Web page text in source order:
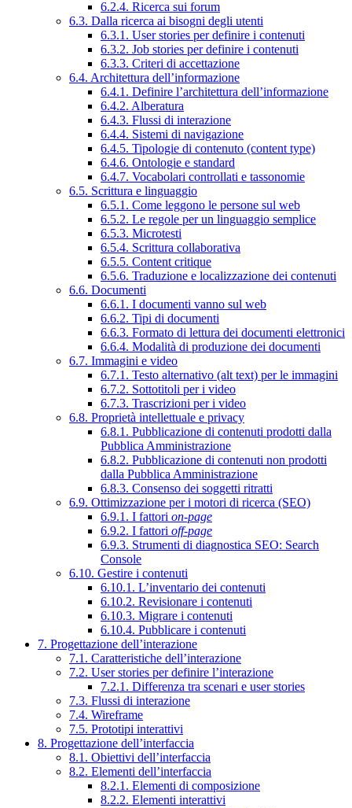
6.2.4. Ricerca sui forum
6.3. Dalla ricerca ai bisogni degli utenti
6.3.1. User stories per definire i contenuti
6.3.2. Job stories per definire i contenuti
6.3.3. Criteri di accettazione
6.4. Architettura dell’informazione
6.4.1. Definire l’architettura dell’informazione
6.4.2. Alberatura
6.4.3. Flussi di interazione
6.4.4. Sistemi di navigazione
6.4.5. Tipologie di contenuto (content type)
6.4.6. Ontologie e standard
6.4.7. Vocabolari controllati e tassonomie
6.5. Scrittura e linguaggio
6.5.1. Come leggono le persone sul web
6.5.2. Le regole per un linguaggio semplice
6.5.3. Microtesti
6.5.4. Scrittura collaborativa
6.5.5. Content critique
6.5.6. Traduzione e localizzazione dei contenuti
6.6. Documenti
6.6.1. I documenti vanno sul web
6.6.2. Tipi di documenti
6.6.3. Formato di lettura dei documenti elettronici
6.6.4. Modalità di produzione dei documenti
6.7. Immagini e video
6.7.1. Testo alternativo (alt text) per le immagini
6.7.2. Sottotitoli per i video
6.7.3. Trascrizioni per i video
6.8. Proprietà intellettuale e privacy
6.8.1. Pubblicazione di contenuti prodotti dalla
Pubblica Amministrazione
6.8.2. Pubblicazione di contenuti non prodotti
dalla Pubblica Amministrazione
6.8.3. Consenso dei soggetti ritratti
6.9. Ottimizzazione per i motori di ricerca (SEO)
6.9.1. I fattori on-page
6.9.2. I fattori off-page
6.9.3. Strumenti di diagnostica SEO: Search
Console
6.10. Gestire i contenuti
6.10.1. L’inventario dei contenuti
6.10.2. Revisionare i contenuti
6.10.3. Migrare i contenuti
6.10.4. Pubblicare i contenuti
7. Progettazione dell’interazione
7.1. Caratteristiche dell’interazione
7.2. User stories per definire l’interazione
7.2.1. Differenza tra scenari e user stories
7.3. Flussi di interazione
7.4. Wireframe
7.5. Prototipi interattivi
8. Progettazione dell’interfaccia
8.1. Obiettivi dell’interfaccia
8.2. Elementi dell’interfaccia
8.2.1. Elementi di composizione
8.2.2. Elementi interattivi